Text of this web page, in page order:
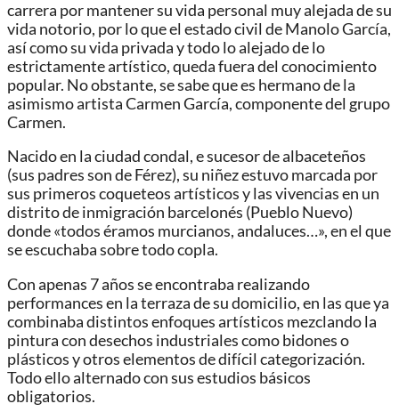
carrera por mantener su vida personal muy alejada de su
vida notorio, por lo que el estado civil de Manolo García,
así como su vida privada y todo lo alejado de lo
estrictamente artístico, queda fuera del conocimiento
popular. No obstante, se sabe que es hermano de la
asimismo artista Carmen García, componente del grupo
Carmen.
Nacido en la ciudad condal, e sucesor de albaceteños
(sus padres son de Férez),​ su niñez estuvo marcada por
sus primeros coqueteos artísticos y las vivencias en un
distrito de inmigración barcelonés (Pueblo Nuevo)
donde «todos éramos murcianos, andaluces…», en el que
se escuchaba sobre todo copla.
Con apenas 7 años se encontraba realizando
performances en la terraza de su domicilio, en las que ya
combinaba distintos enfoques artísticos mezclando la
pintura con desechos industriales como bidones o
plásticos y otros elementos de difícil categorización.
Todo ello alternado con sus estudios básicos
obligatorios.